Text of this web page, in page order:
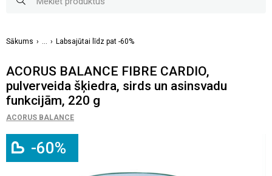
Sākums Labsajūtai līdz pat -60%
ACORUS BALANCE FIBRE CARDIO,
pulverveida šķiedra, sirds un asinsvadu
funkcijām, 220 g
ACORUS BALANCE
-60%